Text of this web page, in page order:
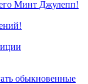
Минт Джулепп!
обыкновенные